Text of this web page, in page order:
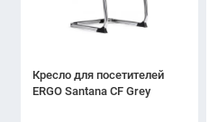
Кресло для посетителей
ERGO Santana CF Grey